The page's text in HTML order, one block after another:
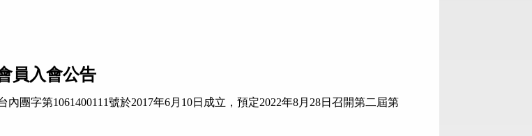
員入會公告
字第1061400111號於2017年6月10日成立，預定2022年8月28日召開第二屆第